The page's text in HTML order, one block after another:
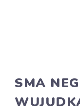
SMA